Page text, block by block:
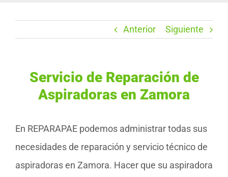
Anterior Siguiente
Servicio de Reparación de
Aspiradoras en Zamora
En REPARAPAE podemos administrar todas sus
necesidades de reparación y servicio técnico de
aspiradoras en Zamora. Hacer que su aspiradora